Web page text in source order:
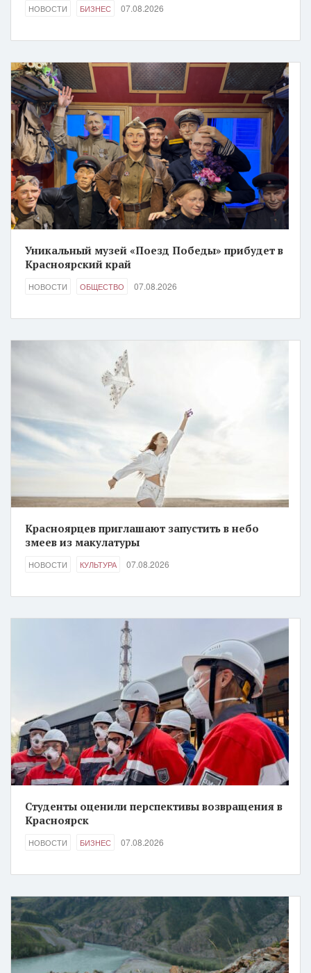
НОВОСТИ БИЗНЕС 07.08.2026
Уникальный музей «Поезд Победы» прибудет в
Красноярский край
НОВОСТИ ОБЩЕСТВО 07.08.2026
Красноярцев приглашают запустить в небо
змеев из макулатуры
НОВОСТИ КУЛЬТУРА 07.08.2026
Студенты оценили перспективы возвращения в
Красноярск
НОВОСТИ БИЗНЕС 07.08.2026